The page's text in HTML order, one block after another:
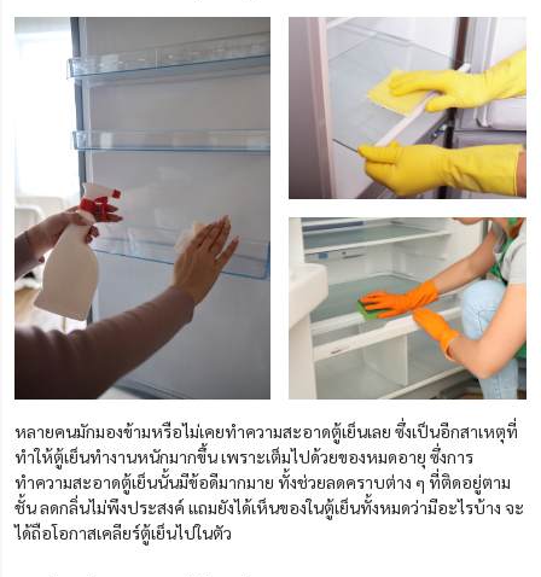
หลายคนมักมองข้ามหรือไม่เคยทำความสะอาดตู้เย็นเลย ซึ่งเป็นอีกสาเหตุที่
ทำให้ตู้เย็นทำงานหนักมากขึ้น เพราะเต็มไปด้วยของหมดอายุ ซึ่งการ
ทำความสะอาดตู้เย็นนั้นมีข้อดีมากมาย ทั้งช่วยลดคราบต่าง ๆ ที่ติดอยู่ตาม
ชั้น ลดกลิ่นไม่พึงประสงค์ แถมยังได้เห็นของในตู้เย็นทั้งหมดว่ามีอะไรบ้าง จะ
ได้ถือโอกาสเคลียร์ตู้เย็นไปในตัว